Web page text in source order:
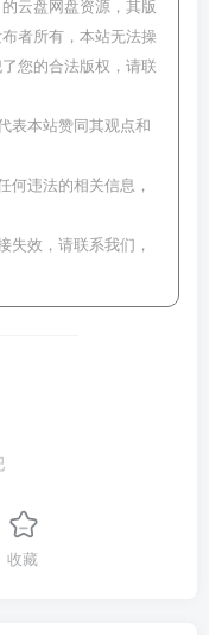
云盘网盘资源，其版
者所有，本站无法操
您的合法版权，请联
表本站赞同其观点和
何违法的相关信息，
失效，请联系我们，
收藏